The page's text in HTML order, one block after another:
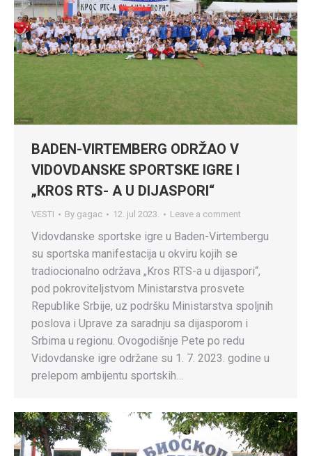
BADEN-VIRTEMBERG ODRŽAO V
VIDOVDANSKE SPORTSKE IGRE I
„KROS RTS- A U DIJASPORI“
VESTI By gagac 12. jul 2023. Leave a comment
Vidovdanske sportske igre u Baden-Virtembergu
su sportska manifestacija u okviru kojih se
tradiocionalno održava „Kros RTS-a u dijaspori“,
pod pokroviteljstvom Ministarstva prosvete
Republike Srbije, uz podršku Ministarstva spoljnih
poslova i Uprave za saradnju sa dijasporom i
Srbima u regionu. Ovogodišnje Pete po redu
Vidovdanske igre održane su 1. 7. 2023. godine u
prelepom ambijentu sportskih…